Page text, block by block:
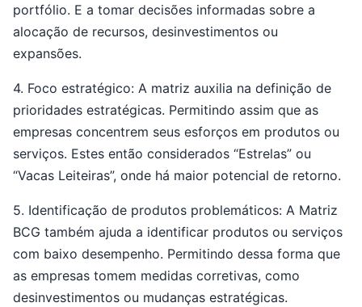
portfólio. E a tomar decisões informadas sobre a
alocação de recursos, desinvestimentos ou
expansões.
4. Foco estratégico: A matriz auxilia na definição de
prioridades estratégicas. Permitindo assim que as
empresas concentrem seus esforços em produtos ou
serviços. Estes então considerados “Estrelas” ou
“Vacas Leiteiras”, onde há maior potencial de retorno.
5. Identificação de produtos problemáticos: A Matriz
BCG também ajuda a identificar produtos ou serviços
com baixo desempenho. Permitindo dessa forma que
as empresas tomem medidas corretivas, como
desinvestimentos ou mudanças estratégicas.